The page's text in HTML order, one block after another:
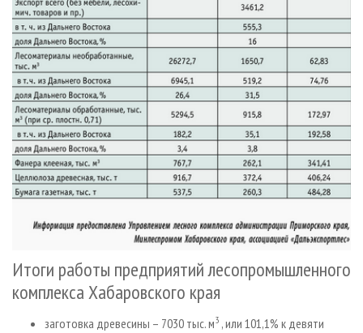
Итоги работы предприятий лесопромышленного
комплекса Хабаровского края
заготовка древесины – 7030 тыс. м3 , или 101,1% к девяти